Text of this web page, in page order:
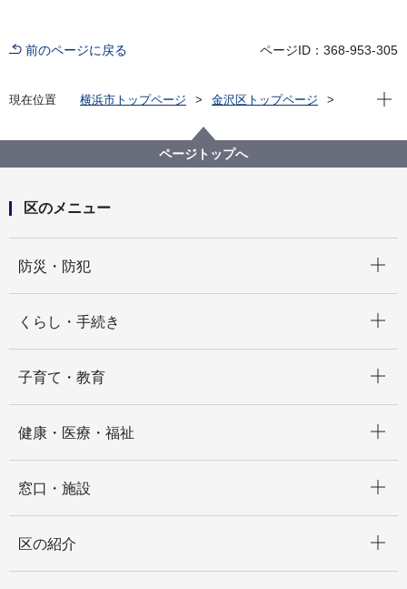
前のページに戻る ページID：368-953-305
現在位置 横浜市トップページ
金沢区トップページ
金沢区地域防災拠点運営委員会連絡協議会
現在
ページトップへ
区のメニュー
防災・防犯
くらし・手続き
子育て・教育
健康・医療・福祉
窓口・施設
区の紹介